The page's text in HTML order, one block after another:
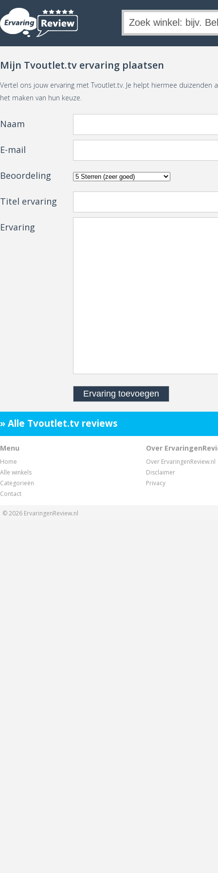
Mijn Tvoutlet.tv ervaring plaatsen
Vertel ons jouw ervaring met Tvoutlet.tv. Je helpt hiermee duizenden
het maken van hun keuze.
Naam
E-mail
Beoordeling
Titel ervaring
Ervaring
» Alle Tvoutlet.tv reviews
Menu
Home
Alle winkels
Categorieën
Contact
Over
Over ErvaringenReview.nl
Disclaimer
Privacy
© 2026 ErvaringenReview.nl